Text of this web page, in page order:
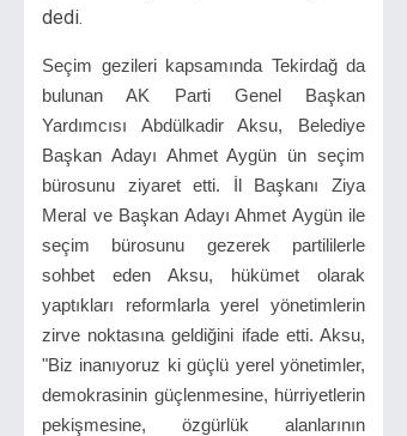
dedi.
Seçim gezileri kapsamında Tekirdağ da
bulunan AK Parti Genel Başkan
Yardımcısı Abdülkadir Aksu, Belediye
Başkan Adayı Ahmet Aygün ün seçim
bürosunu ziyaret etti. İl Başkanı Ziya
Meral ve Başkan Adayı Ahmet Aygün ile
seçim bürosunu gezerek partililerle
sohbet eden Aksu, hükümet olarak
yaptıkları reformlarla yerel yönetimlerin
zirve noktasına geldiğini ifade etti. Aksu,
"Biz inanıyoruz ki güçlü yerel yönetimler,
demokrasinin güçlenmesine, hürriyetlerin
pekişmesine, özgürlük alanlarının